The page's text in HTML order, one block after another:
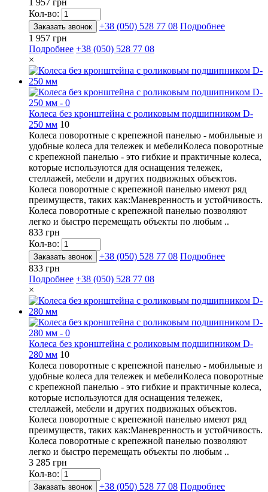
Кол-во:
Заказать звонок +38 (050) 528 77 08 Подробнее
1 957 грн
Подробнее +38 (050) 528 77 08
×
Колеса без кронштейна с роликовым подшипником D-
250 мм 10
Колеса поворотные с крепежной панелью - мобильные и
удобные колеса для тележек и мебелиКолеса поворотные
с крепежной панелью - это гибкие и практичные колеса,
которые используются для оснащения тележек,
стеллажей, мебели и других подвижных объектов.
Колеса поворотные с крепежной панелью имеют ряд
преимуществ, таких как:Маневренность и устойчивость.
Колеса поворотные с крепежной панелью позволяют
легко и быстро перемещать объекты по любым ..
833 грн
Кол-во:
Заказать звонок +38 (050) 528 77 08 Подробнее
833 грн
Подробнее +38 (050) 528 77 08
×
Колеса без кронштейна с роликовым подшипником D-
280 мм 10
Колеса поворотные с крепежной панелью - мобильные и
удобные колеса для тележек и мебелиКолеса поворотные
с крепежной панелью - это гибкие и практичные колеса,
которые используются для оснащения тележек,
стеллажей, мебели и других подвижных объектов.
Колеса поворотные с крепежной панелью имеют ряд
преимуществ, таких как:Маневренность и устойчивость.
Колеса поворотные с крепежной панелью позволяют
легко и быстро перемещать объекты по любым ..
3 285 грн
Кол-во:
Заказать звонок +38 (050) 528 77 08 Подробнее